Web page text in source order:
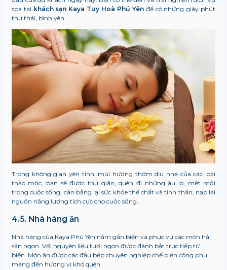
spa tại khách sạn Kaya Tuy Hoà Phú Yênđể có những giây phút
thư thái, bình yên.
Trong không gian yên tĩnh, mùi hương thơm dịu nhẹ của các loại
thảo mộc, bạn sẽ được thư giãn, quên đi những âu lo, mệt mỏi
trong cuộc sống, cân bằng lại sức khỏe thể chất và tinh thần, nạp lại
nguồn năng lượng tích cực cho cuộc sống.
4.5. Nhà hàng ăn
Nhà hàng của Kaya Phú Yên nằm gần biển và phục vụ các món hải
sản ngon. Với nguyên liệu tươi ngon được đánh bắt trực tiếp từ
biển. Món ăn được các đầu bếp chuyên nghiệp chế biến công phu,
mang đến hương vị khó quên.